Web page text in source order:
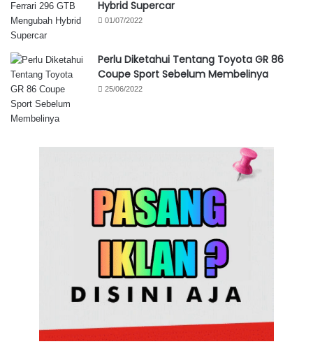
Hybrid Supercar
01/07/2022
Perlu Diketahui Tentang Toyota GR 86
Coupe Sport Sebelum Membelinya
25/06/2022